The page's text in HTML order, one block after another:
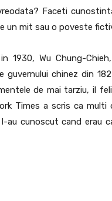
Faceti
un mit sau o poveste
1930, Wu Chung-
guvernului chinez din
de mai tarziu, il
Times a scris ca multi
cunoscut cand erau